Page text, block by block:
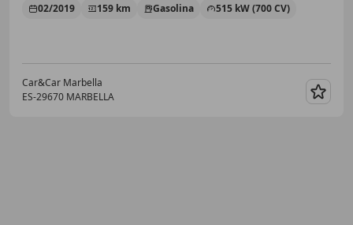
02/2019 159 km Gasolina 515 kW (700 CV)
Car&Car Marbella
ES-29670 MARBELLA